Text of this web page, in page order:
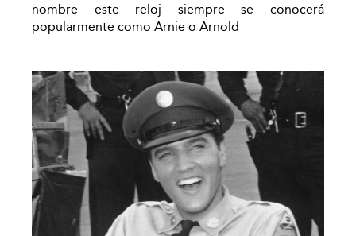
nombre este reloj siempre se conocerá
popularmente como Arnie o Arnold